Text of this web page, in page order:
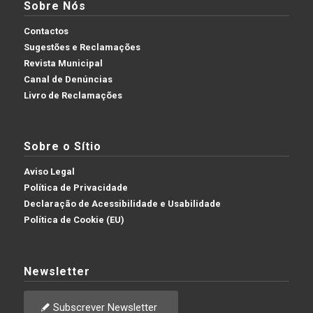
Sobre Nós
Contactos
Sugestões e Reclamações
Revista Municipal
Canal de Denúncias
Livro de Reclamações
Sobre o Sítio
Aviso Legal
Política de Privacidade
Declaração de Acessibilidade e Usabilidade
Política de Cookie (EU)
Newsletter
Subscrever Newsletter